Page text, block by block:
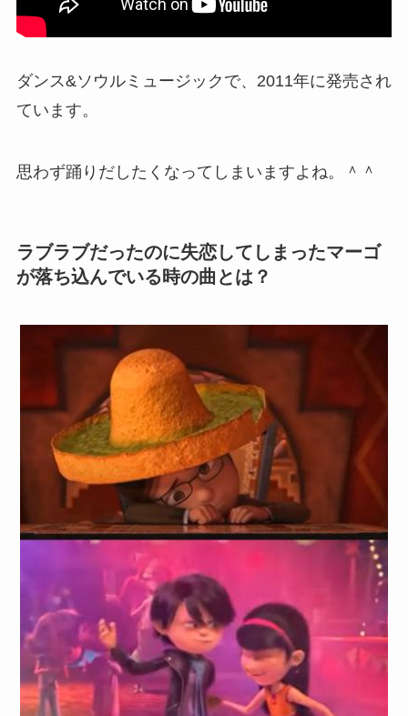
ダンス&ソウルミュージックで、2011年に発売され
ています。
思わず踊りだしたくなってしまいますよね。＾＾
ラブラブだったのに失恋してしまったマーゴ
が落ち込んでいる時の曲とは？